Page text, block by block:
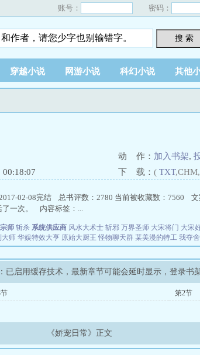
账号： 密码：
搜 索
穿越小说 网游小说 科幻小说 其他
动 作： 加入书架,
下 载： ( TXT
02-08完结 总书评数：2780 当前被收藏数：7560
了一次。 内容标签：...
师 斩杀 系统供应商 风水大术士 斩邪 万界圣师 大宋将门 大宋
大师 华娱特效大亨 原始大厨王 怪物聊天群 某美漫的特工 我夺
已启用缓存技术，最新章节可能会延时显示，登录书
第2节
《娇宠日常》正文